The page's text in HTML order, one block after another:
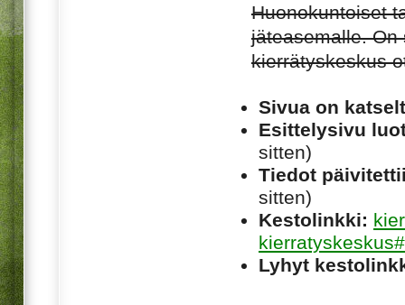
Huonokuntoiset
jäteasemalle. On
kierrätyskeskus
Sivua on
Esittelysivu
sitten)
Tiedot
sitten)
Kestolinkki:
Lyhyt